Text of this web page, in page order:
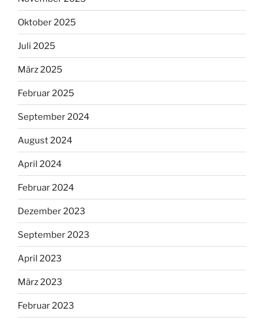
Oktober 2025
Juli 2025
März 2025
Februar 2025
September 2024
August 2024
April 2024
Februar 2024
Dezember 2023
September 2023
April 2023
März 2023
Februar 2023